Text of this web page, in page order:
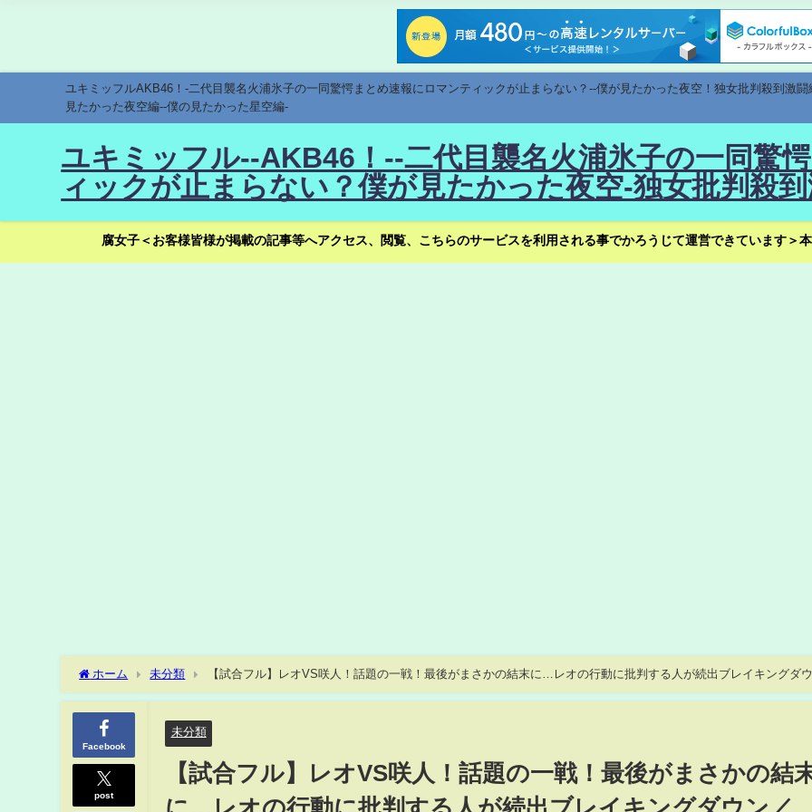
ユキミッフルAKB46！-二代目襲名火浦氷子の一同驚愕まとめ速報にロマンティックが止まらない？--僕が見たかった夜空！独女批判殺到激
見たかった夜空編--僕の見たかった星空編-
ユキミッフル--AKB46！--二代目襲名火浦氷子の一同驚
ィックが止まらない？僕が見たかった夜空-独女批判殺
腐女子＜お客様皆様が掲載の記事等へアクセス、閲覧、こちらのサービスを利用される事でかろうじて運営できています＞
ホーム 未分類
【試合フル】レオVS咲人！話題の一戦！最後がまさかの結末に…レオの行動に批判する人が続出ブレイキングダウ
BreakingDown】【切り抜き】
Facebook
post
未分類
【試合フル】レオVS咲人！話題の一戦！最後がまさかの結
に…レオの行動に批判する人が続出ブレイキングダウン／